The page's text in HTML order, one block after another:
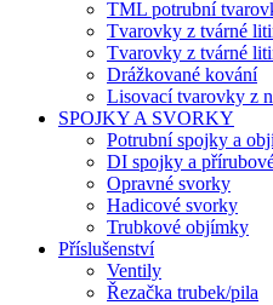
TML potrubní
Tvarovky z tvárné
Tvarovky z tvárné
Drážkované kování
Lisovací tvarovky z
SPOJKY A SVORKY
Potrubní spojky a
DI spojky a
Opravné svorky
Hadicové svorky
Trubkové objímky
Příslušenství
Ventily
Řezačka trubek/pila